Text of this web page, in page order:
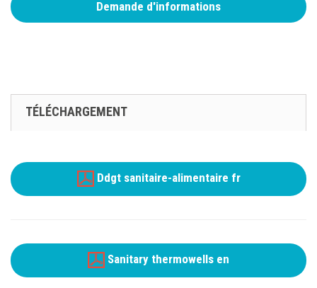
Demande d'informations
TÉLÉCHARGEMENT
Ddgt sanitaire-alimentaire fr
Sanitary thermowells en